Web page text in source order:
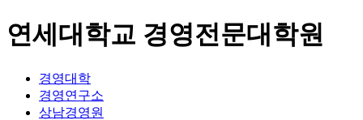
연세대학교 경영전문대학원
경영대학
경영연구소
상남경영원